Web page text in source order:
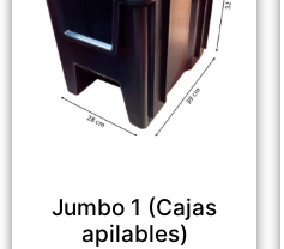
Jumbo 1 (Cajas
apilables)